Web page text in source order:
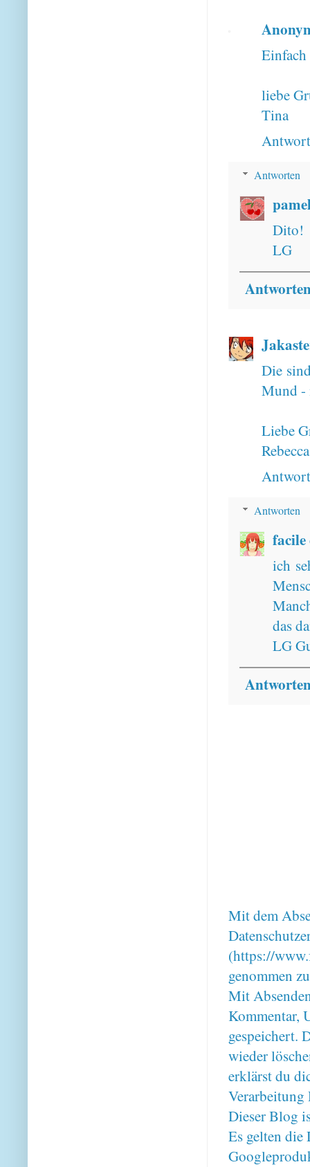
liebe
Tina
Antworten
Dito!
LG
Die
Mund -
Liebe
Rebecca
Antworten
facile
ich
das
LG
Mit dem
(https://
genommen
Mit
Kommentar,
gespeichert.
wieder
erklärst du
Verarbeitung
Dieser Blog
Es gelten